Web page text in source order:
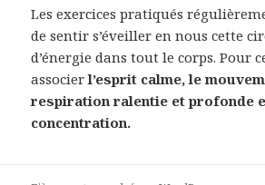
Les exercices pratiqués
de sentir s’éveiller en nous cette
d’énergie dans tout le corps. Pour
associerl’esprit calme, le
respiration ralentie et profonde
concentration.